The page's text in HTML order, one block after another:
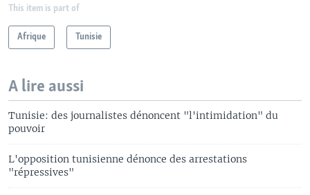
This item is part of
Afrique Tunisie
A lire aussi
Tunisie: des journalistes dénoncent "l'intimidation" du
pouvoir
L'opposition tunisienne dénonce des arrestations
"répressives"